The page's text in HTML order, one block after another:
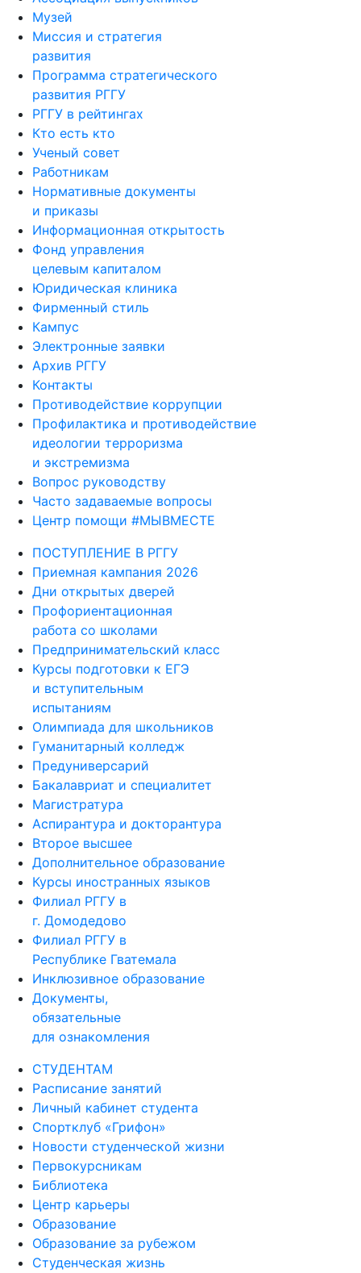
Музей
Миссия и стратегия
развития
Программа стратегического
развития РГГУ
РГГУ в рейтингах
Кто есть кто
Ученый совет
Работникам
Нормативные документы
и приказы
Информационная открытость
Фонд управления
целевым капиталом
Юридическая клиника
Фирменный стиль
Кампус
Электронные заявки
Архив РГГУ
Контакты
Противодействие коррупции
Профилактика и противодействие
идеологии терроризма
и экстремизма
Вопрос руководству
Часто задаваемые вопросы
Центр помощи #МЫВМЕСТЕ
ПОСТУПЛЕНИЕ В РГГУ
Приемная кампания 2026
Дни открытых дверей
Профориентационная
работа со школами
Предпринимательский класс
Курсы подготовки к ЕГЭ
и вступительным
испытаниям
Олимпиада для школьников
Гуманитарный колледж
Предуниверсарий
Бакалавриат и специалитет
Магистратура
Аспирантура и докторантура
Второе высшее
Дополнительное образование
Курсы иностранных языков
Филиал РГГУ в
г. Домодедово
Филиал РГГУ в
Республике Гватемала
Инклюзивное образование
Документы,
обязательные
для ознакомления
СТУДЕНТАМ
Расписание занятий
Личный кабинет студента
Спортклуб «Грифон»
Новости студенческой жизни
Первокурсникам
Библиотека
Центр карьеры
Образование
Образование за рубежом
Студенческая жизнь